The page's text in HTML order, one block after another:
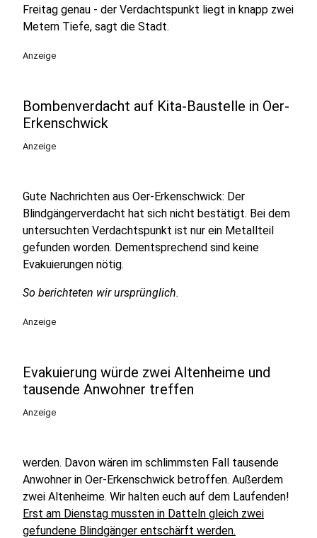
Freitag genau - der Verdachtspunkt liegt in knapp zwei
Metern Tiefe, sagt die Stadt.
Anzeige
Bombenverdacht auf Kita-Baustelle in Oer-
Erkenschwick
Anzeige
Gute Nachrichten aus Oer-Erkenschwick: Der
Blindgängerverdacht hat sich nicht bestätigt. Bei dem
untersuchten Verdachtspunkt ist nur ein Metallteil
gefunden worden. Dementsprechend sind keine
Evakuierungen nötig.
So berichteten wir ursprünglich.
Anzeige
Evakuierung würde zwei Altenheime und
tausende Anwohner treffen
Anzeige
werden. Davon wären im schlimmsten Fall tausende
Anwohner in Oer-Erkenschwick betroffen. Außerdem
zwei Altenheime. Wir halten euch auf dem Laufenden!
Erst am Dienstag mussten in Datteln gleich zwei
gefundene Blindgänger entschärft werden.